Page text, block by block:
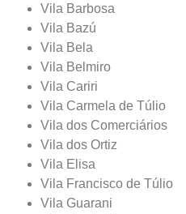
Vila Barbosa
Vila Bazú
Vila Bela
Vila Belmiro
Vila Cariri
Vila Carmela de Túlio
Vila dos Comerciários
Vila dos Ortiz
Vila Elisa
Vila Francisco de Túlio
Vila Guarani